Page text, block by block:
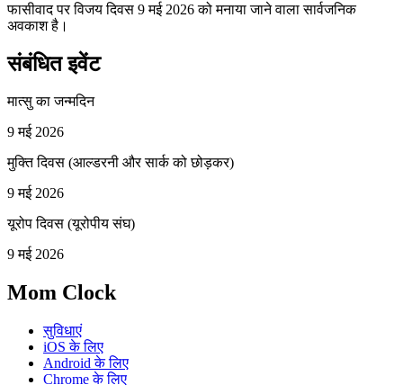
फासीवाद पर विजय दिवस 9 मई 2026 को मनाया जाने वाला सार्वजनिक
अवकाश है।
संबंधित इवेंट
मात्सु का जन्मदिन
9 मई 2026
मुक्ति दिवस (आल्डरनी और सार्क को छोड़कर)
9 मई 2026
यूरोप दिवस (यूरोपीय संघ)
9 मई 2026
Mom Clock
सुविधाएं
iOS के लिए
Android के लिए
Chrome के लिए